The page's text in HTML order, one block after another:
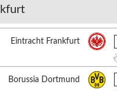
Eintracht Frankfurt
Borussia Dortmund